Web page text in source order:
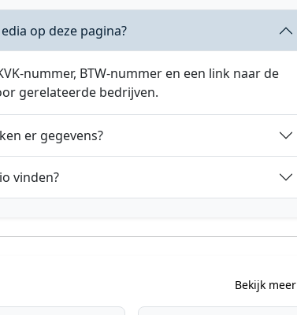
op deze pagina?
nummer, BTW-nummer en een link naar de
gerelateerde bedrijven.
er gegevens?
vinden?
Bekijk meer